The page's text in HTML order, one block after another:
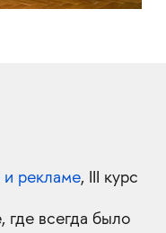
рекламе, III курс
где всегда было